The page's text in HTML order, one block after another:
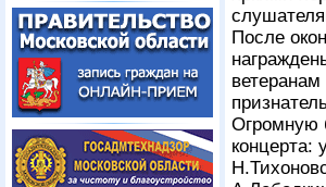
После
Огромную